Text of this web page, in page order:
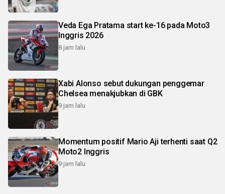
Veda Ega Pratama start ke-16 pada Moto3
Inggris 2026
8 jam lalu
Xabi Alonso sebut dukungan penggemar
Chelsea menakjubkan di GBK
9 jam lalu
Momentum positif Mario Aji terhenti saat Q2
Moto2 Inggris
9 jam lalu